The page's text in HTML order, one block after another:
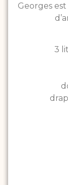
Georges
3